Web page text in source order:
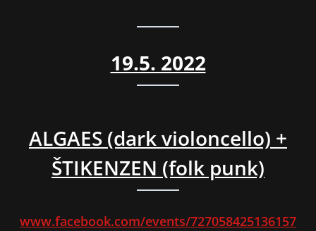
19.5. 2022
ALGAES (dark violoncello) +
ŠTIKENZEN (folk punk)
www.facebook.com/events/727058425136157